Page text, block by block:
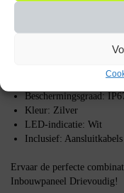
Type: Drievoudig
Schakelaar: Metalen
Beschermingsgraad:
Kleur: Zilver
LED-indicatie: Wit
Inclusief: Aansluitkabels
Ervaar de perfecte
Inbouwpaneel Drievoudig!